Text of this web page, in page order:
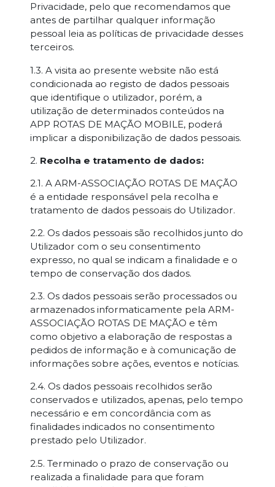
Privacidade, pelo que recomendamos que
antes de partilhar qualquer informação
pessoal leia as políticas de privacidade desses
terceiros.
1.3. A visita ao presente website não está
condicionada ao registo de dados pessoais
que identifique o utilizador, porém, a
utilização de determinados conteúdos na
APP ROTAS DE MAÇÃO MOBILE, poderá
implicar a disponibilização de dados pessoais.
2. Recolha e tratamento de dados:
2.1. A ARM-ASSOCIAÇÃO ROTAS DE MAÇÃO
é a entidade responsável pela recolha e
tratamento de dados pessoais do Utilizador.
2.2. Os dados pessoais são recolhidos junto do
Utilizador com o seu consentimento
expresso, no qual se indicam a finalidade e o
tempo de conservação dos dados.
2.3. Os dados pessoais serão processados ou
armazenados informaticamente pela ARM-
ASSOCIAÇÃO ROTAS DE MAÇÃO e têm
como objetivo a elaboração de respostas a
pedidos de informação e à comunicação de
informações sobre ações, eventos e notícias.
2.4. Os dados pessoais recolhidos serão
conservados e utilizados, apenas, pelo tempo
necessário e em concordância com as
finalidades indicados no consentimento
prestado pelo Utilizador.
2.5. Terminado o prazo de conservação ou
realizada a finalidade para que foram